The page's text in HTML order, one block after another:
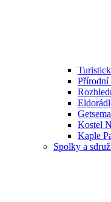
Přírodní
Kostel
Kaple
Spolky a